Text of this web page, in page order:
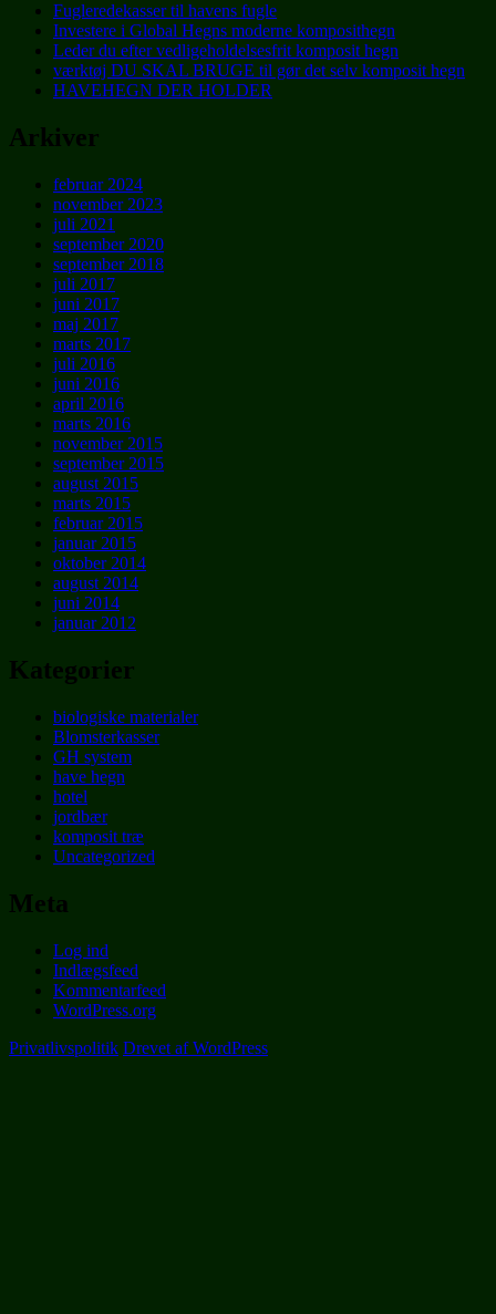
Fugleredekasser til havens fugle
Investere i Global Hegns moderne komposithegn
Leder du efter vedligeholdelsesfrit komposit hegn
værktøj DU SKAL BRUGE til gør det selv komposit hegn
HAVEHEGN DER HOLDER
Arkiver
februar 2024
november 2023
juli 2021
september 2020
september 2018
juli 2017
juni 2017
maj 2017
marts 2017
juli 2016
juni 2016
april 2016
marts 2016
november 2015
september 2015
august 2015
marts 2015
februar 2015
januar 2015
oktober 2014
august 2014
juni 2014
januar 2012
Kategorier
biologiske materialer
Blomsterkasser
GH system
have hegn
hotel
jordbær
komposit træ
Uncategorized
Meta
Log ind
Indlægsfeed
Kommentarfeed
WordPress.org
Privatlivspolitik Drevet af WordPress